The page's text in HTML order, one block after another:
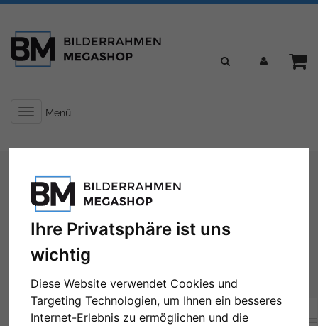
Ihre Privatsphäre ist uns
wichtig
Diese Website verwendet Cookies und
Targeting Technologien, um Ihnen ein besseres
Internet-Erlebnis zu ermöglichen und die
ToggleMenü
Bilderrahmen nach Maß
← Zurück 1 2 3 4 5 ... 22 Weiter →
Sortierung: Preis